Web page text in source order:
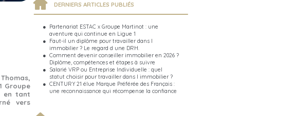
Groupe
en tant
vers
DERNIERS ARTICLES PUBLIÉS
Partenariat ESTAC x Groupe Martinot : une
aventure qui continue en Ligue 1
Faut-il un diplôme pour travailler dans l
immobilier ? Le regard d une DRH.
Comment devenir conseiller immobilier en 2026 ?
Diplôme, compétences et étapes à suivre
Salarié VRP ou Entreprise Individuelle : quel
statut choisir pour travailler dans l immobilier ?
CENTURY 21 élue Marque Préférée des Français :
une reconnaissance qui récompense la confiance